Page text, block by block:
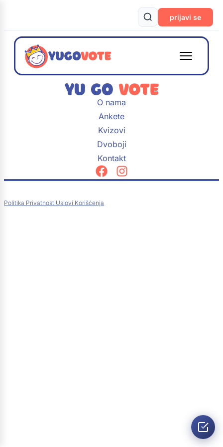
prijavi se
O nama
Ankete
Kvizovi
Dvoboji
Kontakt
Politika PrivatnostiUslovi Korišćenja